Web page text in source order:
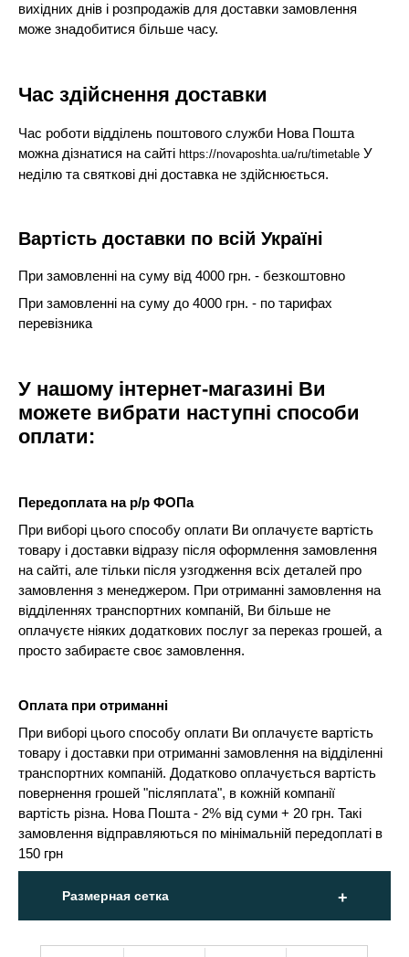
вихідних днів і розпродажів для доставки замовлення
може знадобитися більше часу.
Час здійснення доставки
Час роботи відділень поштового служби Нова Пошта
можна дізнатися на сайтіhttps://novaposhta.ua/ru/timetable У
неділю та святкові дні доставка не здійснюється.
Вартість доставки по всій Україні
При замовленні на суму від 4000 грн. - безкоштовно
При замовленні на суму до 4000 грн. - по тарифах
перевізника
У нашому інтернет-магазині Ви
можете вибрати наступні способи
оплати:
Передоплата на р/р ФОПа
При виборі цього способу оплати Ви оплачуєте вартість
товару і доставки відразу після оформлення замовлення
на сайті, але тільки після узгодження всіх деталей про
замовлення з менеджером. При отриманні замовлення на
відділеннях транспортних компаній, Ви більше не
оплачуєте ніяких додаткових послуг за переказ грошей, а
просто забираєте своє замовлення.
Оплата при отриманні
При виборі цього способу оплати Ви оплачуєте вартість
товару і доставки при отриманні замовлення на відділенні
транспортних компаній. Додатково оплачується вартість
повернення грошей "післяплата", в кожній компанії
вартість різна. Нова Пошта - 2% від суми + 20 грн. Такі
замовлення відправляються по мінімальній передоплаті в
150 грн
Размерная сетка